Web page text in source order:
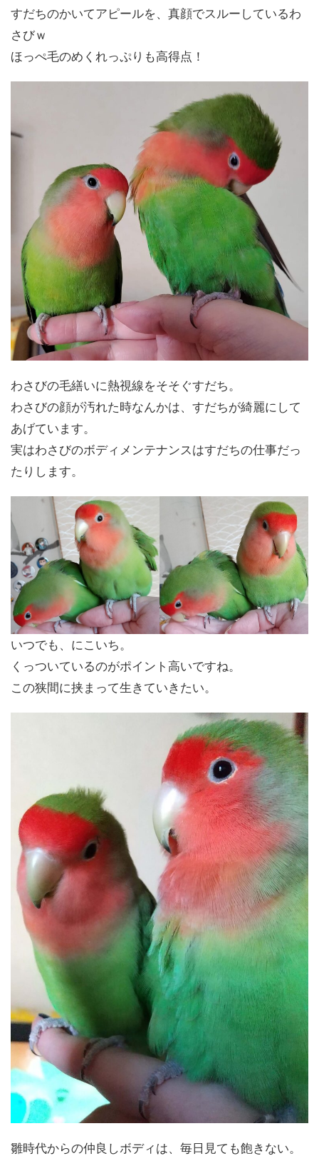
すだちのかいてアピールを、真顔でスルーしているわ
さびｗ
ほっぺ毛のめくれっぷりも高得点！
わさびの毛繕いに熱視線をそそぐすだち。
わさびの顔が汚れた時なんかは、すだちが綺麗にして
あげています。
実はわさびのボディメンテナンスはすだちの仕事だっ
たりします。
いつでも、にこいち。
くっついているのがポイント高いですね。
この狭間に挟まって生きていきたい。
雛時代からの仲良しボディは、毎日見ても飽きない。